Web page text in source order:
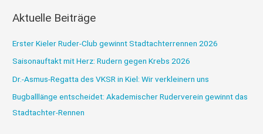
h
n
a
c
h
Aktuelle Beiträge
Erster Kieler Ruder-Club gewinnt Stadtachterrennen 2026
Saisonauftakt mit Herz: Rudern gegen Krebs 2026
Dr.-Asmus-Regatta des VKSR in Kiel: Wir verkleinern uns
Bugballlänge entscheidet: Akademischer Ruderverein gewinnt das
Stadtachter-Rennen